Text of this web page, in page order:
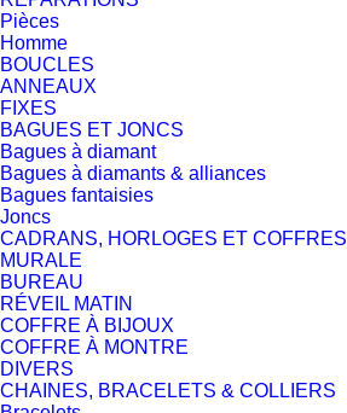
Pièces
Homme
BOUCLES
ANNEAUX
FIXES
BAGUES ET JONCS
Bagues à diamant
Bagues à diamants & alliances
Bagues fantaisies
Joncs
CADRANS, HORLOGES ET COFFRES
MURALE
BUREAU
RÉVEIL MATIN
COFFRE À BIJOUX
COFFRE À MONTRE
DIVERS
CHAINES, BRACELETS & COLLIERS